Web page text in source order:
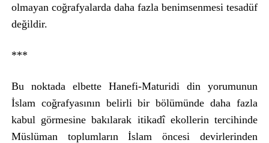
olmayan coğrafyalarda daha fazla benimsenmesi tesadüf
değildir.
***
Bu noktada elbette Hanefi-Maturidi din yorumunun
İslam coğrafyasının belirli bir bölümünde daha fazla
kabul görmesine bakılarak itikadî ekollerin tercihinde
Müslüman toplumların İslam öncesi devirlerinden